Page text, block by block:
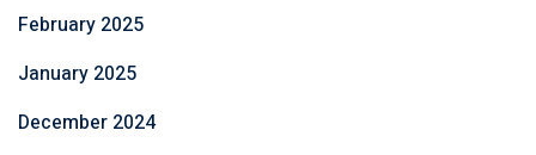
February 2025
January 2025
December 2024